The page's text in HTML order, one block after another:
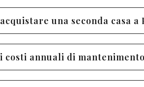
una seconda casa
costi annuali di